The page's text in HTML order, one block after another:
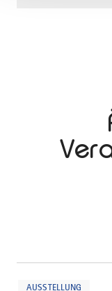
AUSSTELLUNG